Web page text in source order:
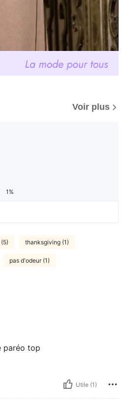
Voir plus
1%
thanksgiving (1)
pas d'odeur (1)
paréo top
Utile (1)